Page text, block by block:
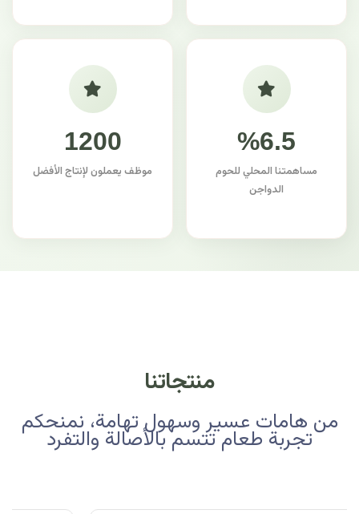
%6.5
مساهمتنا المحلي للحوم
الدواجن
1200
موظف يعملون لإنتاج الأفضل
منتجاتنا
من هامات عسير وسهول تهامة، نمنحكم
تجربة طعام تتسم بالأصالة والتفرد